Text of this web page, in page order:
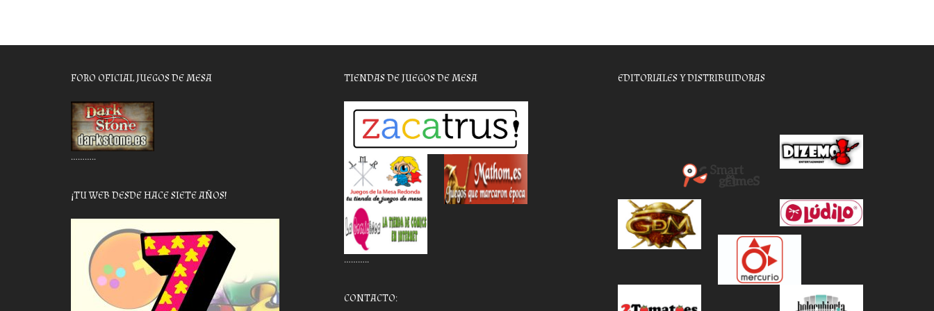
FORO OFICIAL JUEGOS DE MESA
………..
¡TU WEB DESDE HACE SIETE AÑOS!
TIENDAS DE JUEGOS DE MESA
………..
CONTACTO:
EDITORIALES Y DISTRIBUIDORAS